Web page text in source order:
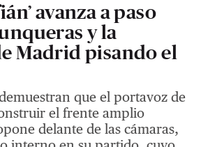
avanza a paso
y la
Madrid pisando el
que el portavoz de
el frente amplio
delante de las cámaras,